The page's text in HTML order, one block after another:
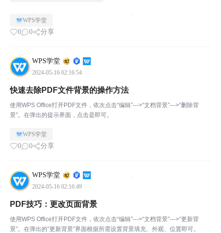
WPS学堂
0 0 分享
WPS学堂
2024-05-16 02:16:54
快速去除PDF文件背景的操作方法
使用WPS Office打开PDF文件，依次点击“编辑”--->“文档背景”--->“删除背
景”。在弹出的提示界面，点击是即可。
WPS学堂
0 0 分享
WPS学堂
2024-05-16 02:16:49
PDF技巧：更改页面背景
使用WPS Office打开PDF文件，依次点击“编辑”--->“文档背景”--->“更新背
景”。在弹出的“更新背景”界面根据所需设置背景填充、外观、位置即可。